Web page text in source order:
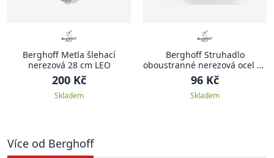
Berghoff Metla šlehací
nerezová 28 cm LEO
200 Kč
Skladem
Berghoff Struhadlo
oboustranné nerezová ocel 24
cm
96 Kč
Skladem
Více od Berghoff